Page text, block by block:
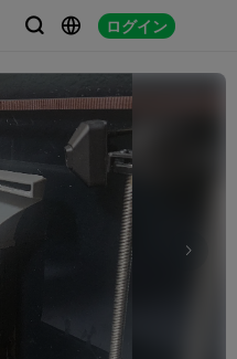
  ログイン
 